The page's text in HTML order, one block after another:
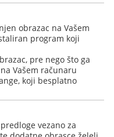
obrazac na Vašem
program koji
pre nego što ga
Vašem računaru
koji besplatno
vezano za